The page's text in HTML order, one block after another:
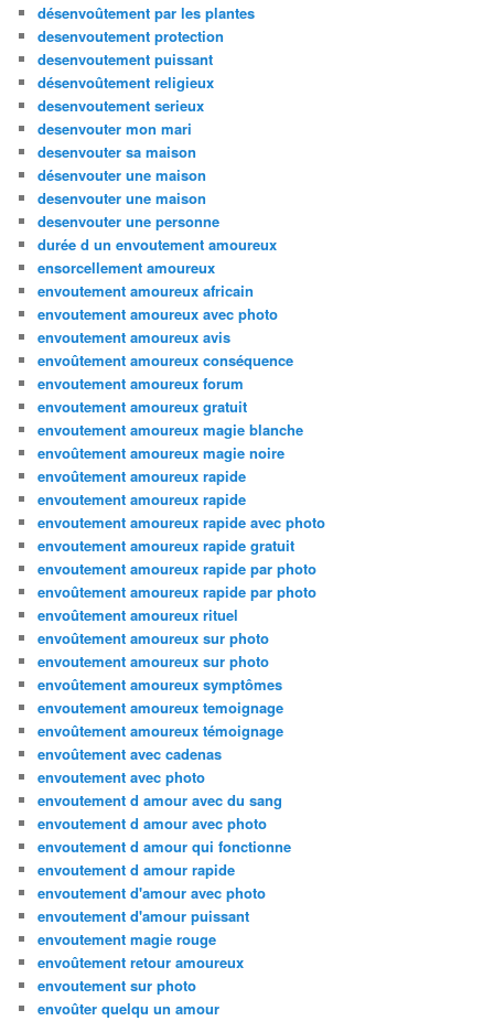
désenvoûtement par les plantes
desenvoutement protection
desenvoutement puissant
désenvoûtement religieux
desenvoutement serieux
desenvouter mon mari
desenvouter sa maison
désenvouter une maison
desenvouter une maison
desenvouter une personne
durée d un envoutement amoureux
ensorcellement amoureux
envoutement amoureux africain
envoutement amoureux avec photo
envoutement amoureux avis
envoûtement amoureux conséquence
envoutement amoureux forum
envoutement amoureux gratuit
envoutement amoureux magie blanche
envoûtement amoureux magie noire
envoûtement amoureux rapide
envoutement amoureux rapide
envoutement amoureux rapide avec photo
envoutement amoureux rapide gratuit
envoutement amoureux rapide par photo
envoûtement amoureux rapide par photo
envoûtement amoureux rituel
envoûtement amoureux sur photo
envoutement amoureux sur photo
envoûtement amoureux symptômes
envoutement amoureux temoignage
envoûtement amoureux témoignage
envoûtement avec cadenas
envoutement avec photo
envoutement d amour avec du sang
envoutement d amour avec photo
envoutement d amour qui fonctionne
envoutement d amour rapide
envoutement d'amour avec photo
envoutement d'amour puissant
envoutement magie rouge
envoûtement retour amoureux
envoutement sur photo
envoûter quelqu un amour